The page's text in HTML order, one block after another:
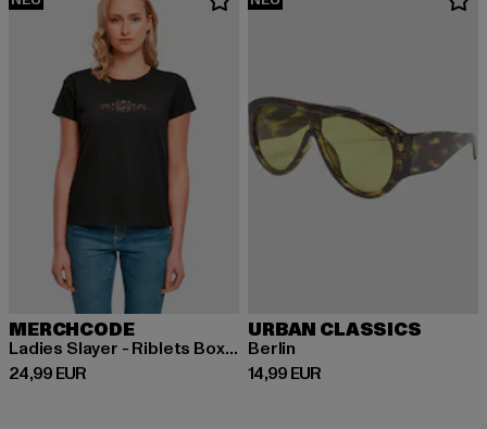
MERCHCODE
Ladies Slayer - Riblets Box Tee
24,99 EUR
Derzeitiger Preis: 24,99 EUR
URBAN CLASSICS
Berlin
14,99 EUR
Derzeitiger Preis: 14,99 EUR